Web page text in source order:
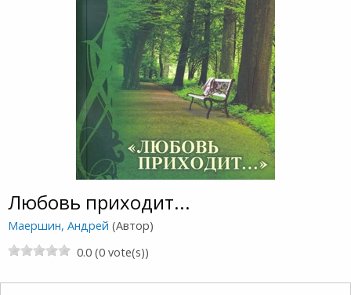
Любовь приходит...
Маершин, Андрей (Автор)
0.0 (0 vote(s))